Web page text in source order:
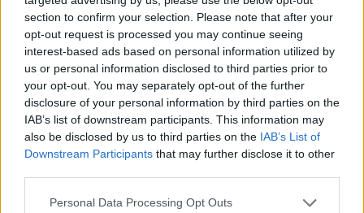
section to confirm your selection. Please note that after your
opt-out request is processed you may continue seeing
interest-based ads based on personal information utilized by
us or personal information disclosed to third parties prior to
your opt-out. You may separately opt-out of the further
disclosure of your personal information by third parties on the
IAB’s list of downstream participants. This information may
also be disclosed by us to third parties on the IAB’s List of
Downstream Participants that may further disclose it to other
Personal Data Processing Opt Outs
Premia Properties
FacebookTwitter PinterestLinkedInTumblr Telegram